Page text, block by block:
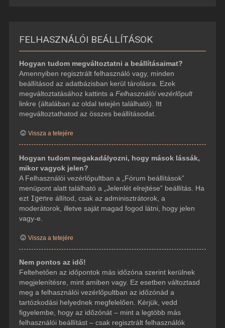
FELHASZNÁLÓI BEÁLLÍTÁSOK
Hogyan tudom megváltoztatni a beállításaimat?
Amennyiben regisztrált felhasználó vagy, minden
beállításod az adatbázisban kerül tárolásra. Ezek
megváltoztatásához kattints a Felhasználói vezérlőpult
linkre (általában az oldal tetején található). Itt
megváltoztathatod az összes beállításodat.
Vissza a tetejére
Hogyan tudom megakadályozni, hogy mások lássák,
mikor vagyok jelen?
A Felhasználói vezérlőpultban a „Fórum beállítások”
menüpont alatt található a „Jelenlét elrejtése” beállítás. Ha
ezt Igenre állítod, csak az adminisztrátorok, a
moderátorok, illetve saját magad fogod látni, hogy jelen
vagy-e.
Vissza a tetejére
Nem pontos az idő!
Feltehetően az időpontok más időzóna szerint kerülnek
megjelenítésre, mint amiben vagy. Ez esetben változtasd
meg a felhasználói vezérlőpultban az időzónád a
tartózkodási helyednek megfelelően. Kérjük, vedd
figyelembe, hogy az időzónát – mint a legtöbb más
felhasználói beállítást – csak regisztrált felhasználók